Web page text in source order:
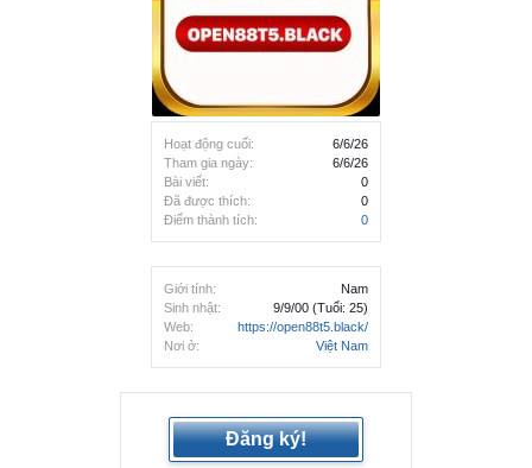
Hoạt động cuối:
6/6/26
Tham gia ngày:
6/6/26
Bài viết:
0
Đã được thích:
0
Điểm thành tích:
0
Giới tính:
Nam
Sinh nhật:
9/9/00 (Tuổi: 25)
Web:
https://open88t5.black/
Nơi ở:
Việt Nam
Đăng ký!